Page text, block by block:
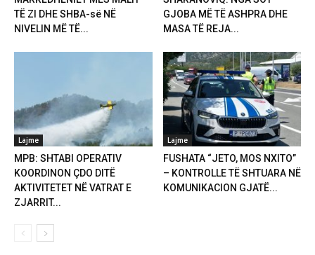
TË ZI DHE SHBA-së NË
NIVELIN MË TË...
GJOBA MË TË ASHPRA DHE
MASA TË REJA...
Lajme
MPB: SHTABI OPERATIV
KOORDINON ÇDO DITË
AKTIVITETET NË VATRAT E
ZJARRIT...
Lajme
FUSHATA “JETO, MOS NXITO”
– KONTROLLE TË SHTUARA NË
KOMUNIKACION GJATË...